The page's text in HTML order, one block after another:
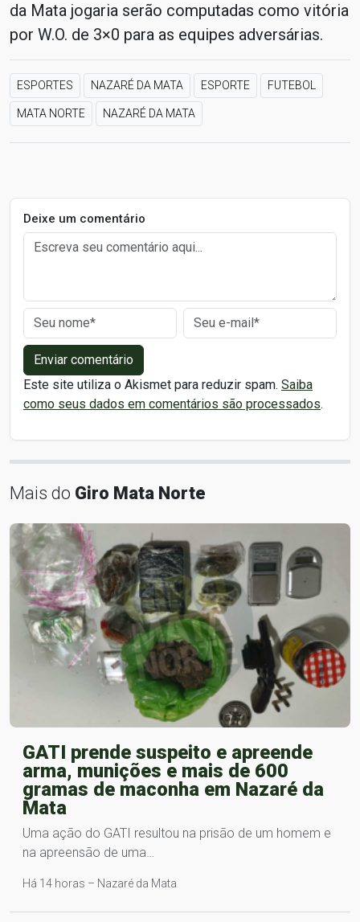
da Mata jogaria serão computadas como vitória
por W.O. de 3×0 para as equipes adversárias.
ESPORTES NAZARÉ DA MATA ESPORTE FUTEBOL
MATA NORTE NAZARÉ DA MATA
Deixe um comentário
Enviar comentário
Este site utiliza o Akismet para reduzir spam. Saiba
como seus dados em comentários são processados.
Mais do Giro Mata Norte
GATI prende suspeito e apreende
arma, munições e mais de 600
gramas de maconha em Nazaré da
Mata
Uma ação do GATI resultou na prisão de um homem e
na apreensão de uma…
Há 14 horas – Nazaré da Mata